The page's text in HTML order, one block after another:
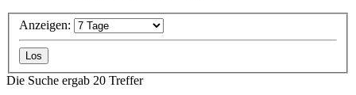
Anzeigen:
Die Suche ergab 20 Treffer